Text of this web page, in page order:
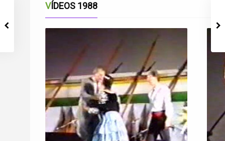
VÍDEOS 1988